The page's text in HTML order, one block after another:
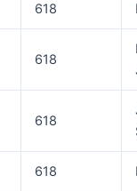
618
618
618
618